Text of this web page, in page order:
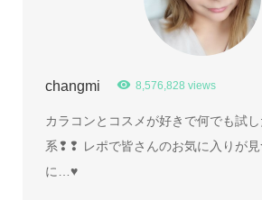
changmi 8,576,828 views
カラコンとコスメが好きで何でも試
系❢❢ レポで皆さんのお気に入りが見
に…♥